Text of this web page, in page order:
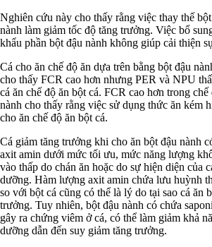
Nghiên cứu này cho thấy rằng việc thay thế
nành làm giảm tốc độ tăng trưởng. Việc bổ
khẩu phần bột đậu nành không giúp cải thiện
Cá cho ăn chế độ ăn dựa trên bằng bột đậu
cho thấy FCR cao hơn nhưng PER và NPU
cá ăn chế độ ăn bột cá. FCR cao hơn trong
nành cho thấy rằng việc sử dụng thức ăn kém
cho ăn chế độ ăn bột cá.
Cá giảm tăng trưởng khi cho ăn bột đậu nành
axit amin dưới mức tối ưu, mức năng lượng
vào thấp do chán ăn hoặc do sự hiện diện của
dưỡng. Hàm lượng axit amin chứa lưu huỳnh
so với bột cá cũng có thể là lý do tại sao cá ăn
trưởng. Tuy nhiên, bột đậu nành có chứa
gây ra chứng viêm ở cá, có thể làm giảm khả
dưỡng dẫn đến suy giảm tăng trưởng.